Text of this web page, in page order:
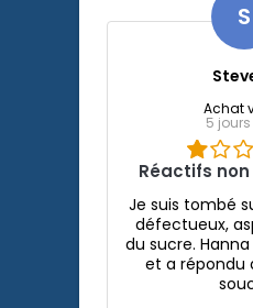
S
Achat
5
Réactifs
Je suis tombé
défectueux,
du sucre.
et a répondu